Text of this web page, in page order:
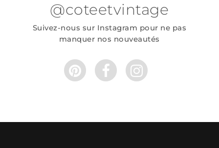
@coteetvintage
Suivez-nous sur Instagram pour ne pas
manquer nos nouveautés